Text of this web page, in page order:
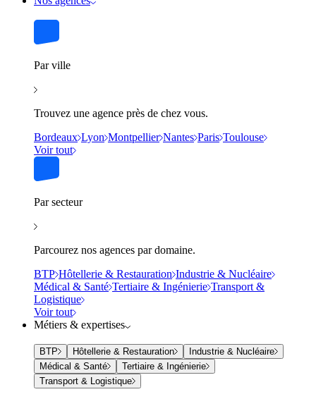
Par ville
Trouvez une agence près de chez vous.
Bordeaux Lyon Montpellier Nantes Paris Toulouse
Voir tout
Par secteur
Parcourez nos agences par domaine.
BTP Hôtellerie & Restauration Industrie & Nucléaire
Médical & Santé Tertiaire & Ingénierie Transport &
Logistique
Voir tout
Métiers & expertises
BTP Hôtellerie & Restauration
Industrie & Nucléaire
Médical & Santé
Tertiaire & Ingénierie
Transport & Logistique